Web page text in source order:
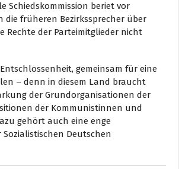
Schiedskommission beriet vor
die früheren Bezirkssprecher über
Rechte der Parteimitglieder nicht
gemeinsam für eine
– denn in diesem Land braucht
der Grundorganisationen der
der Kommunistinnen und
gehört auch eine enge
Deutschen